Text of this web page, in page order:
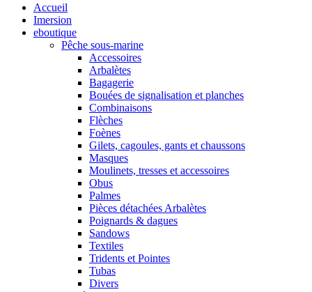
Accueil
Imersion
eboutique
Pêche sous-marine
Accessoires
Arbalètes
Bagagerie
Bouées de signalisation et planches
Combinaisons
Flèches
Foènes
Gilets, cagoules, gants et chaussons
Masques
Moulinets, tresses et accessoires
Obus
Palmes
Pièces détachées Arbalètes
Poignards & dagues
Sandows
Textiles
Tridents et Pointes
Tubas
Divers